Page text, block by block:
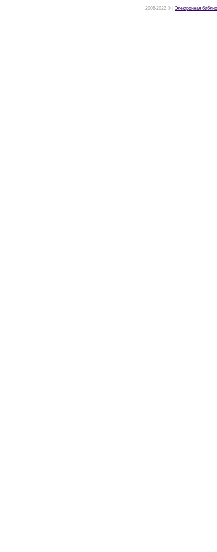
2008-2022 © | Электронная